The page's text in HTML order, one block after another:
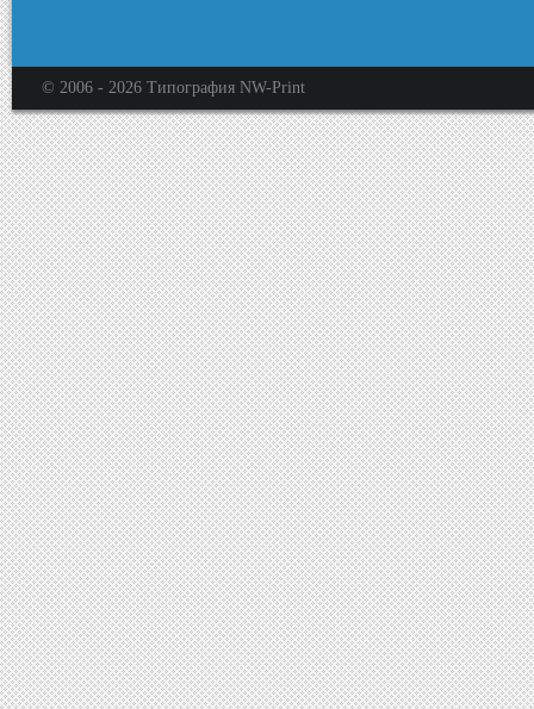
© 2006 - 2026 Типография NW-Print